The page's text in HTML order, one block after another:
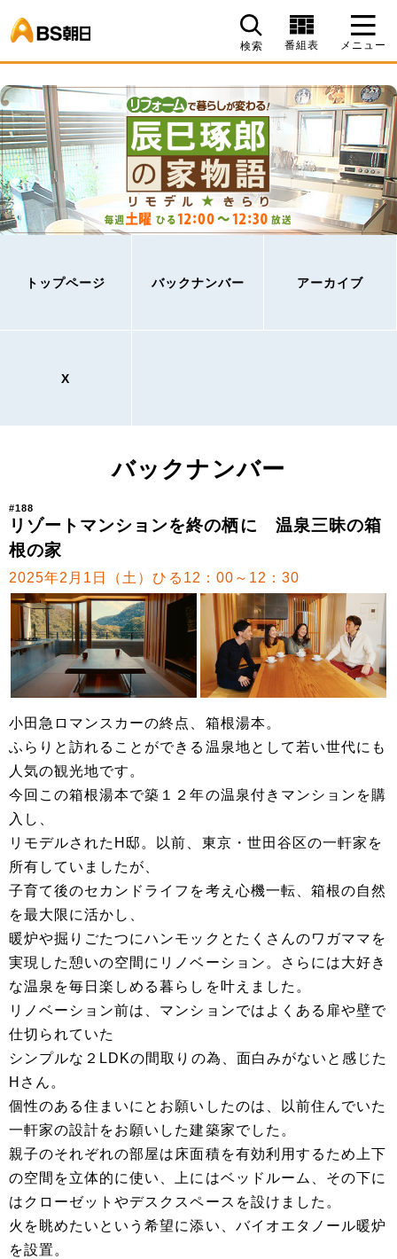
検索 番組表 メニュー
トップページ バックナンバー アーカイブ
X
バックナンバー
#188
リゾートマンションを終の栖に 温泉三昧の箱
根の家
2025年2月1日（土）ひる12：00～12：30
小田急ロマンスカーの終点、箱根湯本。
ふらりと訪れることができる温泉地として若い世代にも
人気の観光地です。
今回この箱根湯本で築１２年の温泉付きマンションを購
入し、
リモデルされたH邸。以前、東京・世田谷区の一軒家を
所有していましたが、
子育て後のセカンドライフを考え心機一転、箱根の自然
を最大限に活かし、
暖炉や掘りごたつにハンモックとたくさんのワガママを
実現した憩いの空間にリノベーション。さらには大好き
な温泉を毎日楽しめる暮らしを叶えました。
リノベーション前は、マンションではよくある扉や壁で
仕切られていた
シンプルな２LDKの間取りの為、面白みがないと感じた
Hさん。
個性のある住まいにとお願いしたのは、以前住んでいた
一軒家の設計をお願いした建築家でした。
親子のそれぞれの部屋は床面積を有効利用するため上下
の空間を立体的に使い、上にはベッドルーム、その下に
はクローゼットやデスクスペースを設けました。
火を眺めたいという希望に添い、バイオエタノール暖炉
を設置。